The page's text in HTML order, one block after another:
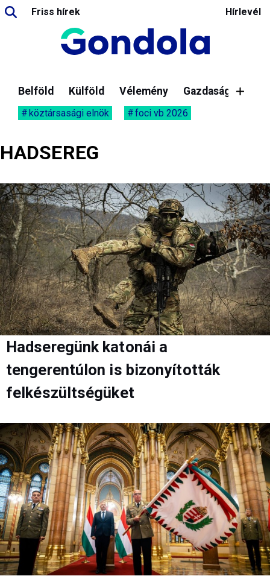
Friss hírek Hírlevél
Belföld Külföld Vélemény Gazdaság
köztársasági elnök foci vb 2026
HADSEREG
Hadseregünk katonái a
tengerentúlon is bizonyították
felkészültségüket